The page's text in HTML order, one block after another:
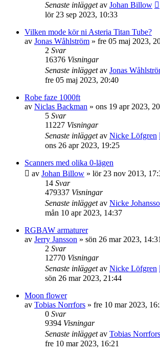
Senaste inläggetav Johan Billow
lör 23 sep 2023, 10:33
Vilken mode kör ni Asteria Titan Tube?
av Jonas Wåhlström » fre 05 maj 2023,
2 Svar
16376 Visningar
Senaste inläggetav Jonas
fre 05 maj 2023, 20:40
Robe faze 1000ft
av Niclas Backman » ons 19 apr 2023,
5 Svar
11227 Visningar
Senaste inläggetav Nicke Löfgren
ons 26 apr 2023, 19:25
Scanners med olika 0-lägen
av Johan Billow » lör 23 nov 2013,
14 Svar
479337 Visningar
Senaste inläggetav Nicke
mån 10 apr 2023, 14:37
RGBAW armaturer
av Jerry Jansson » sön 26 mar 2023,
2 Svar
12770 Visningar
Senaste inläggetav Nicke Löfgren
sön 26 mar 2023, 21:44
Moon flower
av Tobias Norrfors » fre 10 mar 2023,
0 Svar
9394 Visningar
Senaste inläggetav Tobias Norrfors
fre 10 mar 2023, 16:21